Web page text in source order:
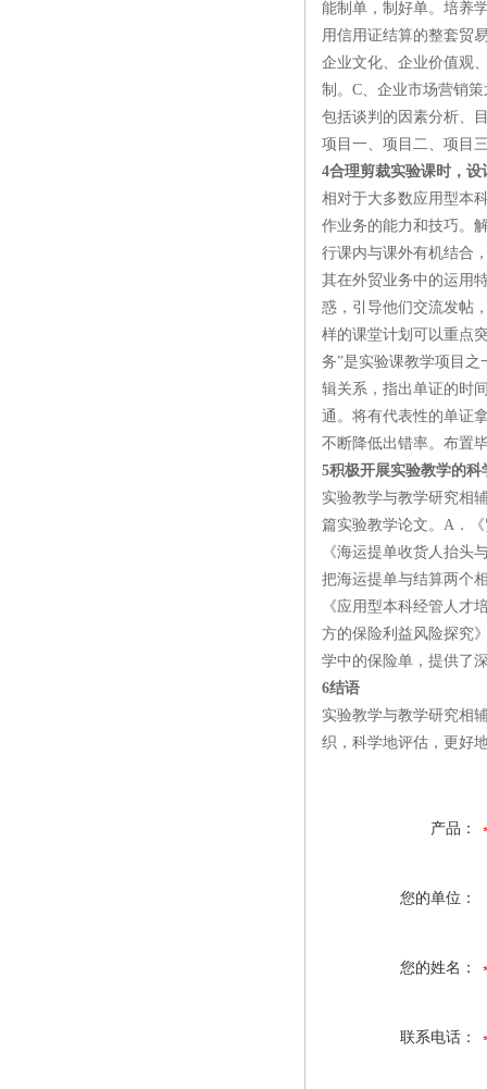
能制单，制好单。培养
用信用证结算的整套贸
企业文化、企业价值观
制。C、企业市场营销
包括谈判的因素分析、
项目一、项目二、项目
4合理剪裁实验课时，
相对于大多数应用型本
作业务的能力和技巧。
行课内与课外有机结合
其在外贸业务中的运用
惑，引导他们交流发帖
样的课堂计划可以重点
务”是实验课教学项目
辑关系，指出单证的时
通。将有代表性的单证
不断降低出错率。布置
5积极开展实验教学的
实验教学与教学研究相
篇实验教学论文。A．
《海运提单收货人抬
把海运提单与结算两个
《应用型本科经管人才
方的保险利益风险探究
学中的保险单，提供了
6结语
实验教学与教学研究相
织，科学地评估，更好
产品：
您的单位：
您的姓名：
联系电话：